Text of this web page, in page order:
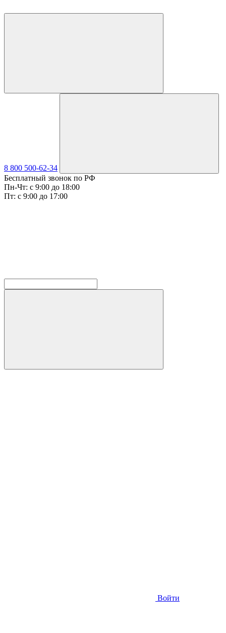
8 800 500-62-34
Бесплатный звонок по РФ
Пн-Чт: с 9:00 до 18:00
Пт: с 9:00 до 17:00
Войти